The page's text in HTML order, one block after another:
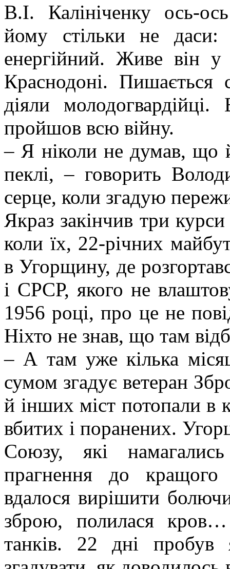
В.І. Калініченку ось-
йому стільки не даси:
енергійний. Живе він
Краснодоні.
діяли
про­йшов всю війну.
– Я ніколи не думав, що
пеклі, – говорить
серце, коли згадую
Якраз закінчив три
коли їх, 22-річних
в Угорщину, де
і СРСР, якого не
1956 році, про це не
Ніхто не знав, що там
– А там уже кілька
сумом згадує ветеран
й інших міст потопали в
вбитих і поранених.
Союзу, які
прагнення до
вдалося вирішити
зброю, полилася
танків. 22 дні